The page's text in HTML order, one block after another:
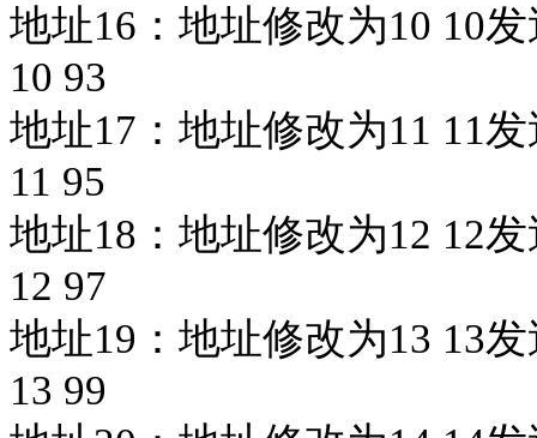
地址16： 地址修改为10 10
10 93
地址17： 地址修改为11 11
11 95
地址18： 地址修改为12 12
12 97
地址19： 地址修改为13 13
13 99